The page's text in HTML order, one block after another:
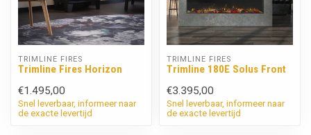
TRIMLINE FIRES
Trimline Fires Horizon
€1.495,00
Snel leverbaar, informeer naar
de exacte levertijd
TRIMLINE FIRES
Trimline 180E Solus Front
€3.395,00
Snel leverbaar, informeer naar
de exacte levertijd